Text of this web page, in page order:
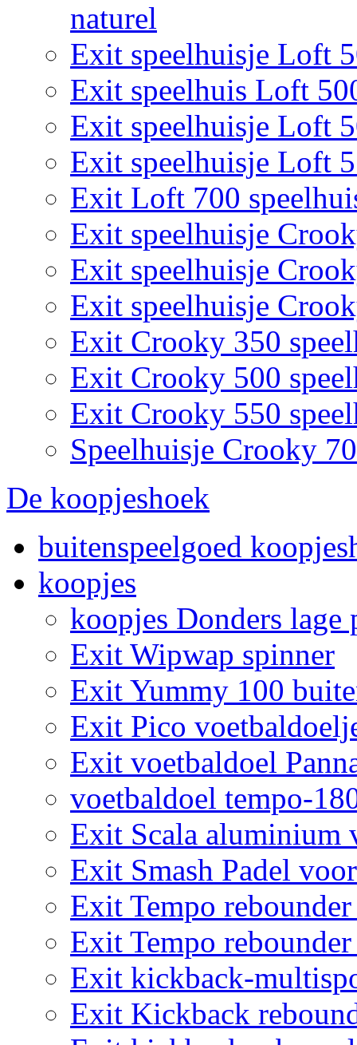
naturel
Exit speelhuisje Loft
Exit speelhuis Loft
Exit speelhuisje Loft
Exit speelhuisje Loft
Exit Loft 700
Exit speelhuisje
Exit speelhuisje
Exit speelhuisje
Exit Crooky 350
Exit Crooky 500
Exit Crooky 550
Speelhuisje Crooky
De koopjeshoek
buitenspeelgoed
koopjes
koopjes Donders lage
Exit Wipwap spinner
Exit Yummy 100
Exit Pico
Exit voetbaldoel
voetbaldoel tempo-
Exit Scala aluminium
Exit Smash Padel
Exit Tempo
Exit Tempo
Exit kickback-
Exit Kickback